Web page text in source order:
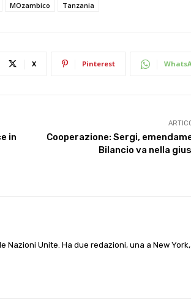
MOzambico Tanzania
X Pinterest
in
Cooperazione: Sergi,
Bilancio va nella
Nazioni Unite. Ha due redazioni, una a New York,